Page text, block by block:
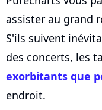
assister au grand
S'ils suivent
des concerts, les
exorbitants que
endroit.